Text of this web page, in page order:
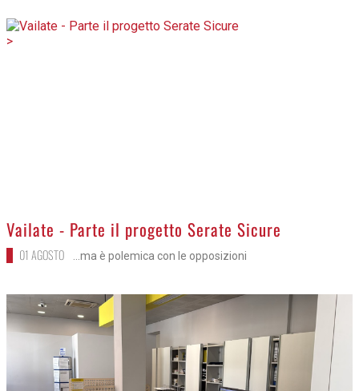
>
Vailate - Parte il progetto Serate Sicure
01 AGOSTO ...ma è polemica con le opposizioni